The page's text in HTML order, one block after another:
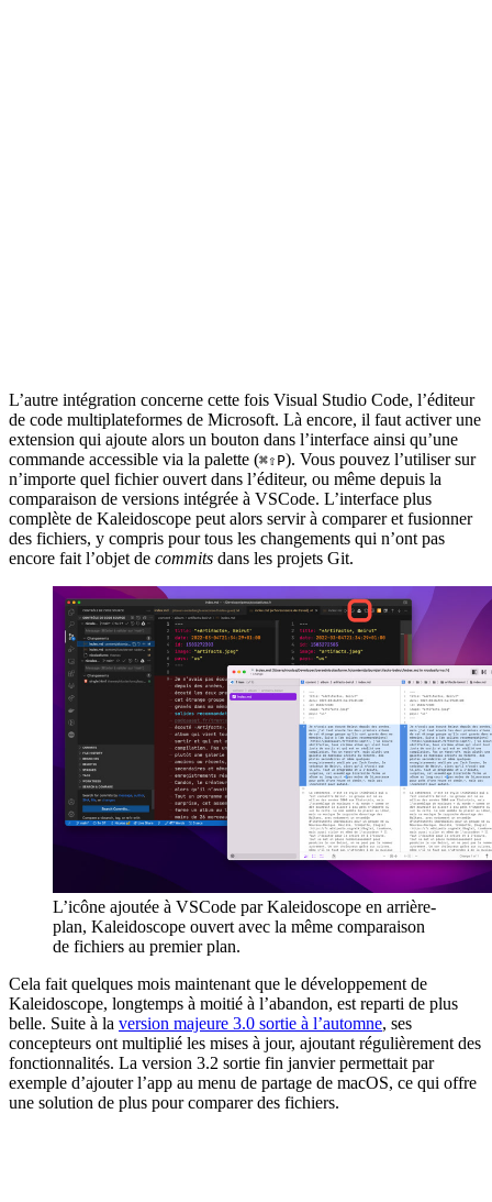
L’autre intégration concerne cette fois Visual Studio Code, l’éditeur
de code multiplateformes de Microsoft. Là encore, il faut activer une
extension qui ajoute alors un bouton dans l’interface ainsi qu’une
commande accessible via la palette (⌘⇧P). Vous pouvez l’utiliser sur
n’importe quel fichier ouvert dans l’éditeur, ou même depuis la
comparaison de versions intégrée à VSCode. L’interface plus
complète de Kaleidoscope peut alors servir à comparer et fusionner
des fichiers, y compris pour tous les changements qui n’ont pas
encore fait l’objet de commits dans les projets Git.
L’icône ajoutée à VSCode par Kaleidoscope en arrière-
plan, Kaleidoscope ouvert avec la même comparaison
de fichiers au premier plan.
Cela fait quelques mois maintenant que le développement de
Kaleidoscope, longtemps à moitié à l’abandon, est reparti de plus
belle. Suite à la version majeure 3.0 sortie à l’automne, ses
concepteurs ont multiplié les mises à jour, ajoutant régulièrement des
fonctionnalités. La version 3.2 sortie fin janvier permettait par
exemple d’ajouter l’app au menu de partage de macOS, ce qui offre
une solution de plus pour comparer des fichiers.